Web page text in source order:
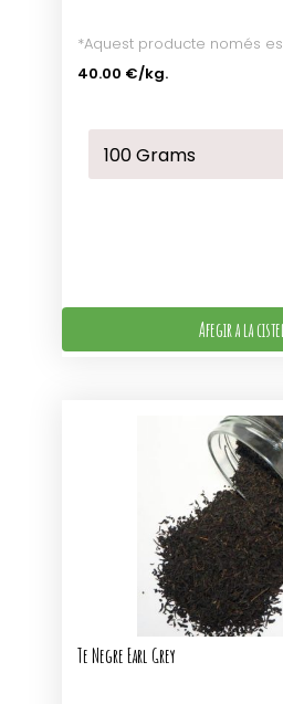
*Aquest producte només
40.00 €/kg.
Afegir a la
Te Negre Earl Grey